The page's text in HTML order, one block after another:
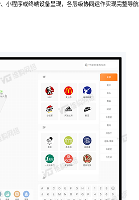
小程序或终端设备呈现，各层级协同运作实现完整导航